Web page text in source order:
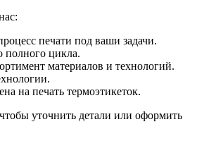
печати под ваши задачи.
полного цикла.
материалов и технологий.
на печать термоэтикеток.
уточнить детали или оформить